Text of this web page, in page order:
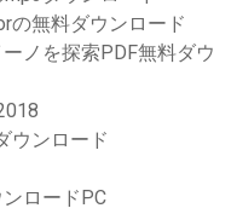
の無料ダウンロード
ノを探索PDF無料ダウ
ウンロード
ロードPC